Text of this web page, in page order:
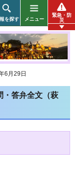
を探す メニュー
緊急・防
災
6月29日
・答弁全文（萩